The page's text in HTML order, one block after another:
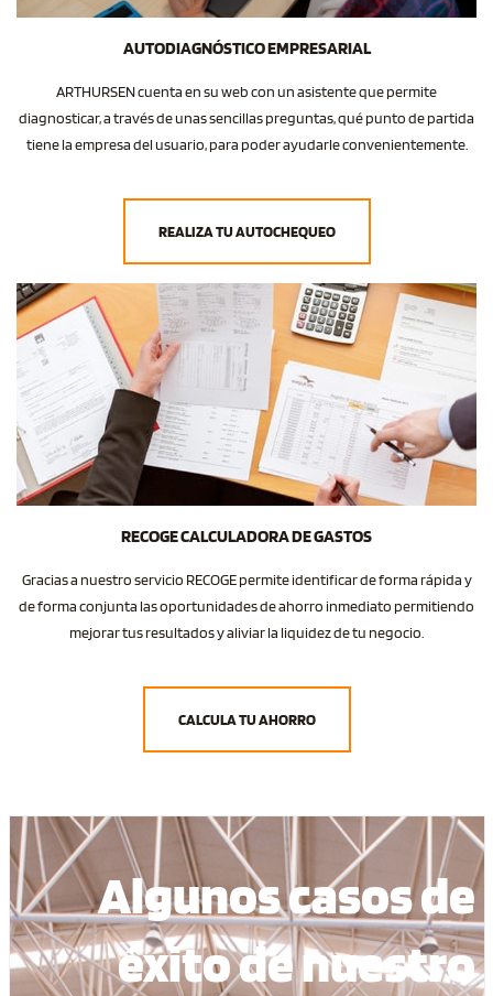
AUTODIAGNÓSTICO EMPRESARIAL
ARTHURSEN cuenta en su web con un asistente que permite
diagnosticar, a través de unas sencillas preguntas, qué punto de partida
tiene la empresa del usuario, para poder ayudarle convenientemente.
REALIZA TU AUTOCHEQUEO
RECOGECALCULADORA DE GASTOS
Gracias a nuestro servicio RECOGE permite identificar de forma rápida y
de forma conjunta las oportunidades de ahorro inmediato permitiendo
mejorar tus resultados y aliviar la liquidez de tu negocio.
CALCULA TU AHORRO
Algunos casos de
éxito de nuestro